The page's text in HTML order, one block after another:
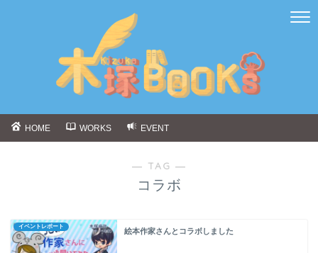
HOME WORKS EVENT
― TAG ―
コラボ
イベントレポート
絵本作家さんとコラボしました